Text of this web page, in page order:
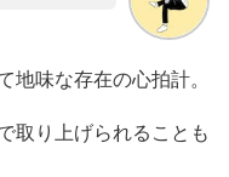
地味な存在の心拍計。
取り上げられることも